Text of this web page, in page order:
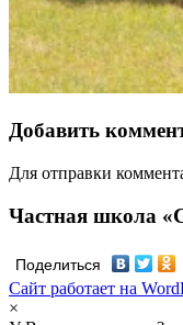
Добавить
Для отправки
Частная школа
Поделиться
Сайт работает на
×